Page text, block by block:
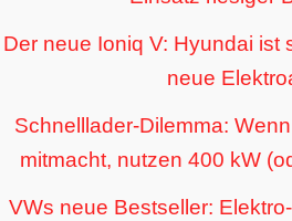
Der neue Ioniq V: Hyundai ist
neue
Schnelllader-Dilemma:
mitmacht, nutzen 400 kW
VWs neue Bestseller: